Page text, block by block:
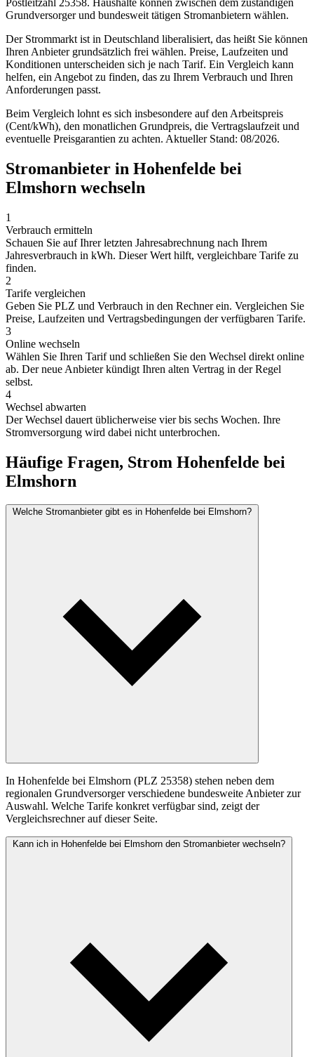
Grundversorger und bundesweit tätigen Stromanbietern wählen.
Der Strommarkt ist in Deutschland liberalisiert, das heißt Sie können
Ihren Anbieter grundsätzlich frei wählen. Preise, Laufzeiten und
Konditionen unterscheiden sich je nach Tarif. Ein Vergleich kann
helfen, ein Angebot zu finden, das zu Ihrem Verbrauch und Ihren
Anforderungen passt.
Beim Vergleich lohnt es sich insbesondere auf den Arbeitspreis
(Cent/kWh), den monatlichen Grundpreis, die Vertragslaufzeit und
eventuelle Preisgarantien zu achten. Aktueller Stand: 08/2026.
Stromanbieter in Hohenfelde bei
Elmshorn wechseln
1
Verbrauch ermitteln
Schauen Sie auf Ihrer letzten Jahresabrechnung nach Ihrem
Jahresverbrauch in kWh. Dieser Wert hilft, vergleichbare Tarife zu
finden.
2
Tarife vergleichen
Geben Sie PLZ und Verbrauch in den Rechner ein. Vergleichen Sie
Preise, Laufzeiten und Vertragsbedingungen der verfügbaren Tarife.
3
Online wechseln
Wählen Sie Ihren Tarif und schließen Sie den Wechsel direkt online
ab. Der neue Anbieter kündigt Ihren alten Vertrag in der Regel
selbst.
4
Wechsel abwarten
Der Wechsel dauert üblicherweise vier bis sechs Wochen. Ihre
Stromversorgung wird dabei nicht unterbrochen.
Häufige Fragen, Strom Hohenfelde bei
Elmshorn
Welche Stromanbieter gibt es in Hohenfelde bei Elmshorn?
In Hohenfelde bei Elmshorn (PLZ 25358) stehen neben dem
regionalen Grundversorger verschiedene bundesweite Anbieter zur
Auswahl. Welche Tarife konkret verfügbar sind, zeigt der
Vergleichsrechner auf dieser Seite.
Kann ich in Hohenfelde bei Elmshorn den Stromanbieter wechseln?